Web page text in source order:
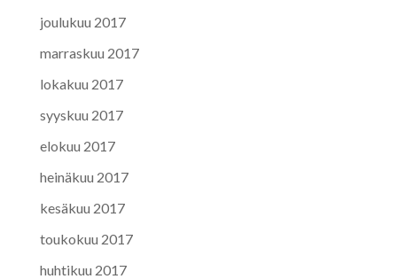
joulukuu 2017
marraskuu 2017
lokakuu 2017
syyskuu 2017
elokuu 2017
heinäkuu 2017
kesäkuu 2017
toukokuu 2017
huhtikuu 2017